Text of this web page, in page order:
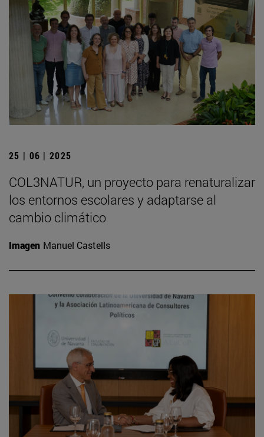
25 | 06 | 2025
COL3NATUR, un proyecto para renaturalizar
los entornos escolares y adaptarse al
cambio climático
Imagen Manuel Castells